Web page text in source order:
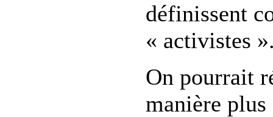
définissent
« activistes
On pourrait
manière plus